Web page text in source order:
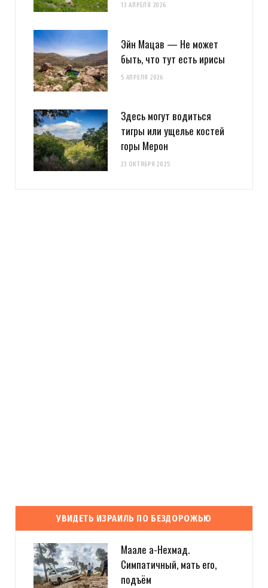
13 АПРЕЛЯ 2026
Эйн Мацав — Не может
быть, что тут есть ирисы
5 АПРЕЛЯ 2026
Здесь могут водиться
тигры или ущелье костей
горы Мерон
23 ОКТЯБРЯ 2025
УВИДЕТЬ ИЗРАИЛЬ ПО БЕЗДОРОЖЬЮ
Маале а-Нехмад.
Симпатичный, мать его,
подъём